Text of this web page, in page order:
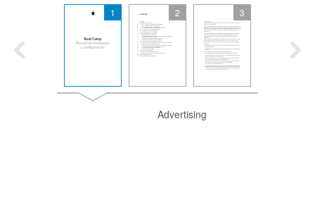
1 2 3
Advertising